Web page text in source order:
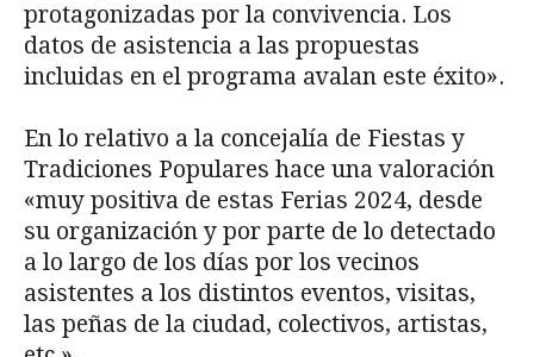
protagonizadas por la convivencia. Los
datos de asistencia a las propuestas
incluidas en el programa avalan este éxito».
En lo relativo a la concejalía de Fiestas y
Tradiciones Populares hace una valoración
«muy positiva de estas Ferias 2024, desde
su organización y por parte de lo detectado
a lo largo de los días por los vecinos
asistentes a los distintos eventos, visitas,
las peñas de la ciudad, colectivos, artistas,